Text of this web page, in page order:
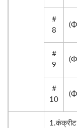
＃
8
＃
9
＃
10